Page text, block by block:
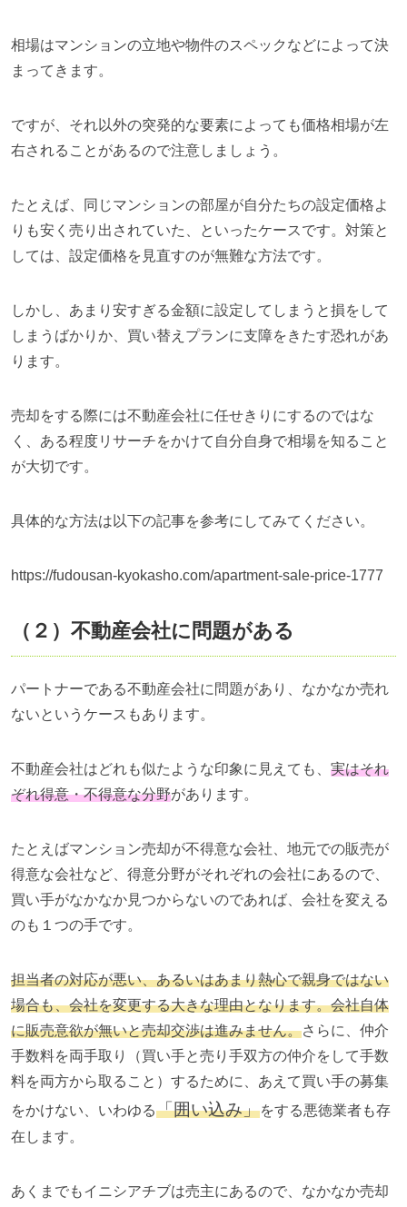
相場はマンションの立地や物件のスペックなどによって決
まってきます。
ですが、それ以外の突発的な要素によっても価格相場が左
右されることがあるので注意しましょう。
たとえば、同じマンションの部屋が自分たちの設定価格よ
りも安く売り出されていた、といったケースです。対策と
しては、設定価格を見直すのが無難な方法です。
しかし、あまり安すぎる金額に設定してしまうと損をして
しまうばかりか、買い替えプランに支障をきたす恐れがあ
ります。
売却をする際には不動産会社に任せきりにするのではな
く、ある程度リサーチをかけて自分自身で相場を知ること
が大切です。
具体的な方法は以下の記事を参考にしてみてください。
https://fudousan-kyokasho.com/apartment-sale-price-1777
（２）不動産会社に問題がある
パートナーである不動産会社に問題があり、なかなか売れ
ないというケースもあります。
不動産会社はどれも似たような印象に見えても、 実はそれ
ぞれ得意・不得意な分野があります。
たとえばマンション売却が不得意な会社、地元での販売が
得意な会社など、得意分野がそれぞれの会社にあるので、
買い手がなかなか見つからないのであれば、会社を変える
のも１つの手です。
担当者の対応が悪い、あるいはあまり熱心で親身ではない
場合も、会社を変更する大きな理由となります。会社自体
に販売意欲が無いと売却交渉は進みません。さらに、仲介
手数料を両手取り（買い手と売り手双方の仲介をして手数
料を両方から取ること）するために、あえて買い手の募集
をかけない、いわゆる「囲い込み」をする悪徳業者も存
在します。
あくまでもイニシアチブは売主にあるので、なかなか売却